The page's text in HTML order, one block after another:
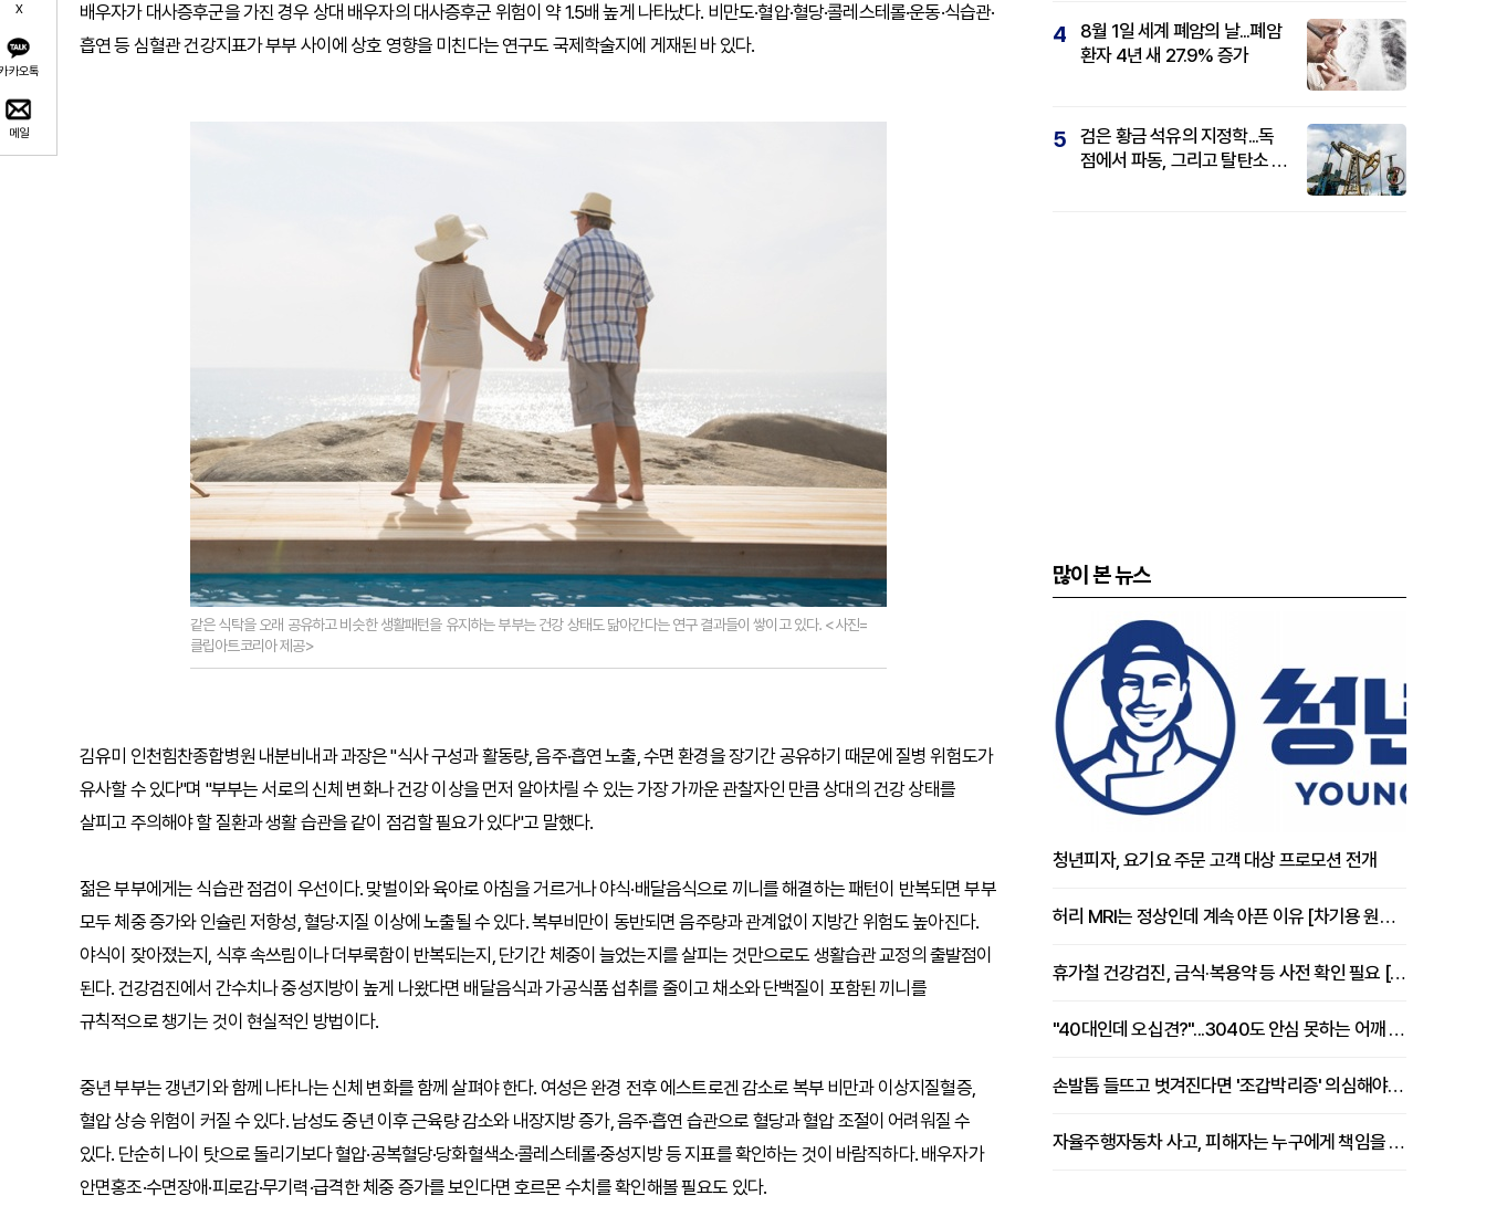
X
카오톡
메일
배우자가 대사증후군을 가진 경우 상대 배우자의 대사증후군 위험이 약 1.5배 높게 나타났다. 비만도·혈압·혈당·콜레스테롤·운동·식습관·
흡연 등 심혈관 건강지표가 부부 사이에 상호 영향을 미친다는 연구도 국제학술지에 게재된 바 있다.
같은 식탁을 오래 공유하고 비슷한 생활패턴을 유지하는 부부는 건강 상태도 닮아간다는 연구 결과들이 쌓이고 있다. <사진=
클립아트코리아 제공>
김유미 인천힘찬종합병원 내분비내과 과장은 "식사 구성과 활동량, 음주·흡연 노출, 수면 환경을 장기간 공유하기 때문에 질병 위험도가
유사할 수 있다"며 "부부는 서로의 신체 변화나 건강 이상을 먼저 알아차릴 수 있는 가장 가까운 관찰자인 만큼 상대의 건강 상태를
살피고 주의해야 할 질환과 생활 습관을 같이 점검할 필요가 있다"고 말했다.
젊은 부부에게는 식습관 점검이 우선이다. 맞벌이와 육아로 아침을 거르거나 야식·배달음식으로 끼니를 해결하는 패턴이 반복되면 부부
모두 체중 증가와 인슐린 저항성, 혈당·지질 이상에 노출될 수 있다. 복부비만이 동반되면 음주량과 관계없이 지방간 위험도 높아진다.
야식이 잦아졌는지, 식후 속쓰림이나 더부룩함이 반복되는지, 단기간 체중이 늘었는지를 살피는 것만으로도 생활습관 교정의 출발점이
된다. 건강검진에서 간수치나 중성지방이 높게 나왔다면 배달음식과 가공식품 섭취를 줄이고 채소와 단백질이 포함된 끼니를
규칙적으로 챙기는 것이 현실적인 방법이다.
중년 부부는 갱년기와 함께 나타나는 신체 변화를 함께 살펴야 한다. 여성은 완경 전후 에스트로겐 감소로 복부 비만과 이상지질혈증,
혈압 상승 위험이 커질 수 있다. 남성도 중년 이후 근육량 감소와 내장지방 증가, 음주·흡연 습관으로 혈당과 혈압 조절이 어려워질 수
있다. 단순히 나이 탓으로 돌리기보다 혈압·공복혈당·당화혈색소·콜레스테롤·중성지방 등 지표를 확인하는 것이 바람직하다. 배우자가
안면홍조·수면장애·피로감·무기력·급격한 체중 증가를 보인다면 호르몬 수치를 확인해볼 필요도 있다.
4
8월 1일 세계 폐암의 날...폐암
환자 4년 새 27.9% 증가
5
검은 황금 석유의 지정학...독
점에서 파동, 그리고 탈탄소 패
많이 본 뉴스
청년피자, 요기요 주문 고객 대상 프로모션 전개
허리 MRI는 정상인데 계속 아픈 이유 [차기용 원장 칼럼]
휴가철 건강검진, 금식·복용약 등 사전 확인 필요 [정도감 원장 칼럼]
"40대인데 오십견?"...3040도 안심 못하는 어깨 유착성 관절낭염
손발톱 들뜨고 벗겨진다면 '조갑박리증' 의심해야 [김철윤 원장 칼럼]
자율주행자동차 사고, 피해자는 누구에게 책임을 물을 수 있을까